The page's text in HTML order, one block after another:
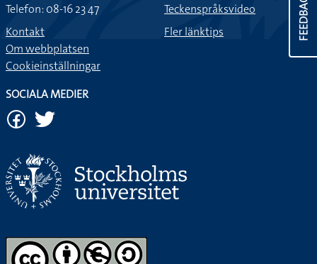
FEEDBACK
Telefon: 08-16 23 47
Kontakt
Om webbplatsen
Cookieinställningar
Teckenspråksvideo
Fler länktips
SOCIALA MEDIER